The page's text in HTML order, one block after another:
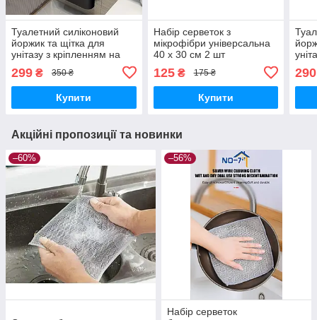
Туалетний силіконовий
йоржик та щітка для
унітазу з кріпленням на
299 ₴ 350 ₴
Купити
Набір серветок з
мікрофібри універсальна
40 х 30 см 2 шт
125₴ 175 ₴
Купити
290
Акційні пропозиції та новинки
–60% –56%
Набір серветок